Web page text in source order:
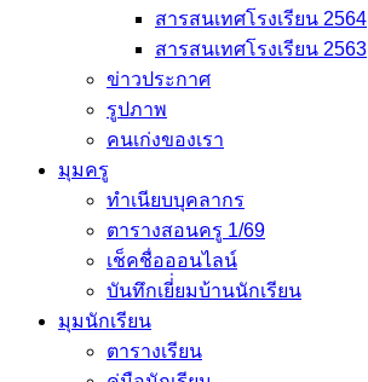
สารสนเทศโรงเรียน 2564
สารสนเทศโรงเรียน 2563
ข่าวประกาศ
รูปภาพ
คนเก่งของเรา
มุมครู
ทำเนียบบุคลากร
ตารางสอนครู 1/69
เช็คชื่อออนไลน์
บันทึกเยี่่ยมบ้านนักเรียน
มุมนักเรียน
ตารางเรียน